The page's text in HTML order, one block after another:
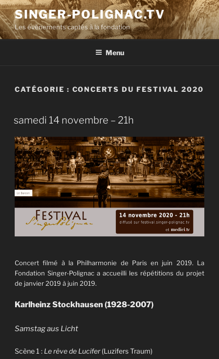
Aller
au
contenu
principal
SINGER-POLIGNAC.TV
Les événements captés à la fondation
Menu
CATÉGORIE : CONCERTS DU FESTIVAL 2020
samedi 14 novembre – 21h
Concert filmé à la Philharmonie de Paris en juin 2019. La
Fondation Singer-Polignac a accueilli les répétitions du projet
de janvier 2019 à juin 2019.
Karlheinz Stockhausen (1928-2007)
Samstag aus Licht
Scène 1 : Le rêve de Lucifer(Luzifers Traum)